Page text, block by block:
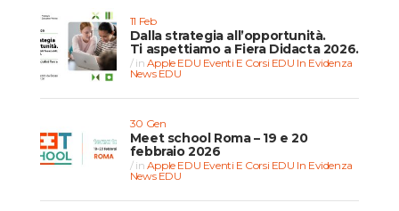
11 Feb
Dalla strategia all’opportunità.
Ti aspettiamo a Fiera Didacta 2026.
in Apple EDU Eventi E Corsi EDU In Evidenza
News EDU
30 Gen
Meet school Roma – 19 e 20
febbraio 2026
in Apple EDU Eventi E Corsi EDU In Evidenza
News EDU